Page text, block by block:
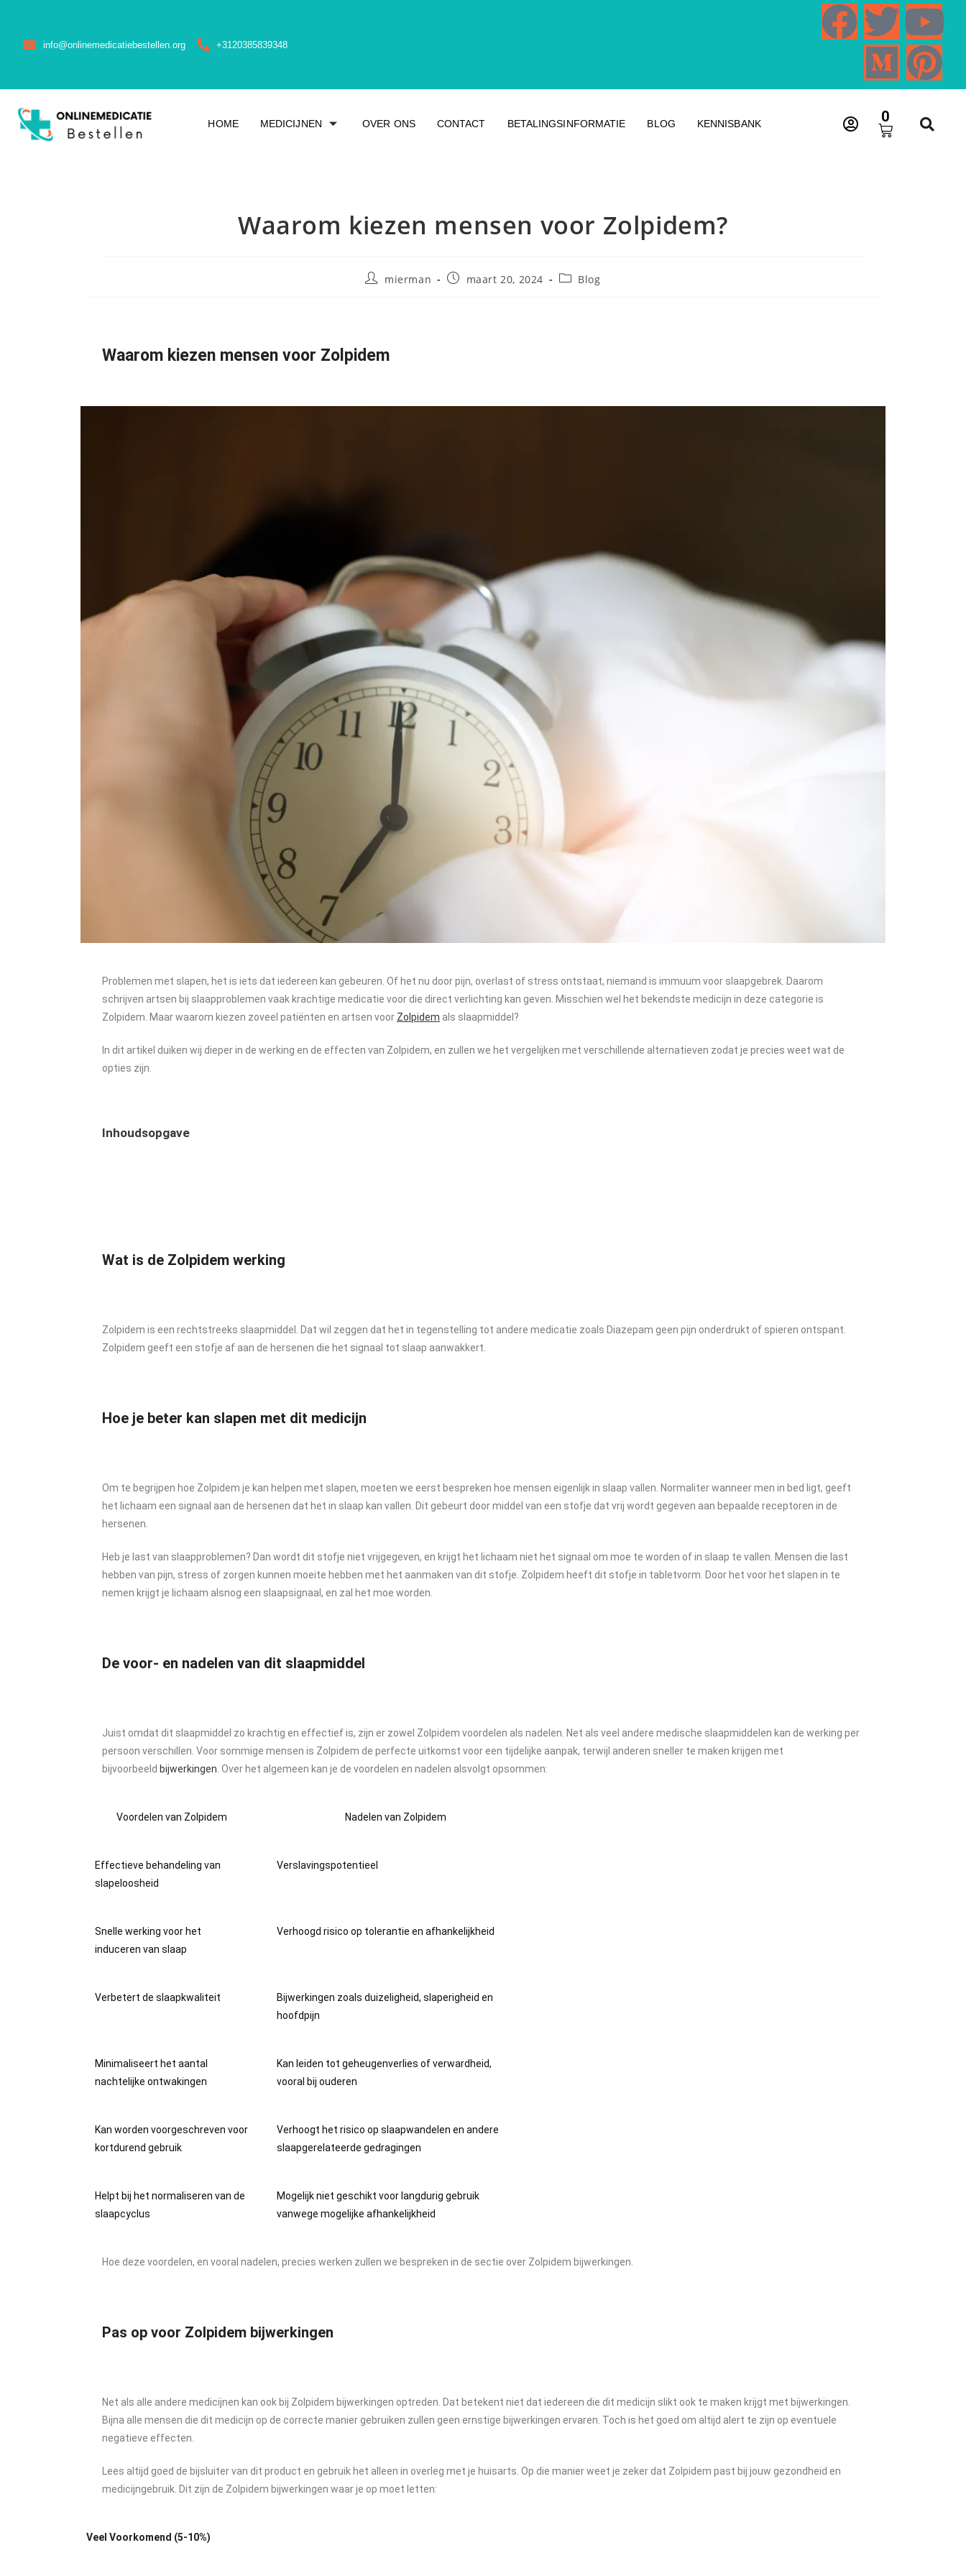
info@onlinemedicatiebestellen.org +3120385839348
HOME MEDICIJNEN OVER ONS CONTACT BETALINGSINFORMATIE BLOG KENNISBANK 0
Waarom kiezen mensen voor Zolpidem?
mierman maart 20, 2024 Blog
Waarom kiezen mensen voor Zolpidem
Problemen met slapen, het is iets dat iedereen kan gebeuren. Of het nu door pijn, overlast of stress ontstaat, niemand is immuum voor slaapgebrek. Daarom
schrijven artsen bij slaapproblemen vaak krachtige medicatie voor die direct verlichting kan geven. Misschien wel het bekendste medicijn in deze categorie is
Zolpidem. Maar waarom kiezen zoveel patiënten en artsen voor Zolpidem als slaapmiddel?
In dit artikel duiken wij dieper in de werking en de effecten van Zolpidem, en zullen we het vergelijken met verschillende alternatieven zodat je precies weet wat de
opties zijn.
Inhoudsopgave
Wat is de Zolpidem werking
Zolpidem is een rechtstreeks slaapmiddel. Dat wil zeggen dat het in tegenstelling tot andere medicatie zoals Diazepam geen pijn onderdrukt of spieren ontspant.
Zolpidem geeft een stofje af aan de hersenen die het signaal tot slaap aanwakkert.
Hoe je beter kan slapen met dit medicijn
Om te begrijpen hoe Zolpidem je kan helpen met slapen, moeten we eerst bespreken hoe mensen eigenlijk in slaap vallen. Normaliter wanneer men in bed ligt, geeft
het lichaam een signaal aan de hersenen dat het in slaap kan vallen. Dit gebeurt door middel van een stofje dat vrij wordt gegeven aan bepaalde receptoren in de
hersenen.
Heb je last van slaapproblemen? Dan wordt dit stofje niet vrijgegeven, en krijgt het lichaam niet het signaal om moe te worden of in slaap te vallen. Mensen die last
hebben van pijn, stress of zorgen kunnen moeite hebben met het aanmaken van dit stofje. Zolpidem heeft dit stofje in tabletvorm. Door het voor het slapen in te
nemen krijgt je lichaam alsnog een slaapsignaal, en zal het moe worden.
De voor- en nadelen van dit slaapmiddel
Juist omdat dit slaapmiddel zo krachtig en effectief is, zijn er zowel Zolpidem voordelen als nadelen. Net als veel andere medische slaapmiddelen kan de werking per
persoon verschillen. Voor sommige mensen is Zolpidem de perfecte uitkomst voor een tijdelijke aanpak, terwijl anderen sneller te maken krijgen met
bijvoorbeeld bijwerkingen . Over het algemeen kan je de voordelen en nadelen alsvolgt opsommen:
Voordelen van Zolpidem Nadelen van Zolpidem
Effectieve behandeling van
slapeloosheid
Verslavingspotentieel
Snelle werking voor het
induceren van slaap
Verhoogd risico op tolerantie en afhankelijkheid
Verbetert de slaapkwaliteit
Bijwerkingen zoals duizeligheid, slaperigheid en
hoofdpijn
Minimaliseert het aantal
nachtelijke ontwakingen
Kan leiden tot geheugenverlies of verwardheid,
vooral bij ouderen
Kan worden voorgeschreven voor
kortdurend gebruik
Verhoogt het risico op slaapwandelen en andere
slaapgerelateerde gedragingen
Helpt bij het normaliseren van de
slaapcyclus
Mogelijk niet geschikt voor langdurig gebruik
vanwege mogelijke afhankelijkheid
Hoe deze voordelen, en vooral nadelen, precies werken zullen we bespreken in de sectie over Zolpidem bijwerkingen.
Pas op voor Zolpidem bijwerkingen
Net als alle andere medicijnen kan ook bij Zolpidem bijwerkingen optreden. Dat betekent niet dat iedereen die dit medicijn slikt ook te maken krijgt met bijwerkingen.
Bijna alle mensen die dit medicijn op de correcte manier gebruiken zullen geen ernstige bijwerkingen ervaren. Toch is het goed om altijd alert te zijn op eventuele
negatieve effecten.
Lees altijd goed de bijsluiter van dit product en gebruik het alleen in overleg met je huisarts. Op die manier weet je zeker dat Zolpidem past bij jouw gezondheid en
medicijngebruik. Dit zijn de Zolpidem bijwerkingen waar je op moet letten:
Veel Voorkomend (5-10%)